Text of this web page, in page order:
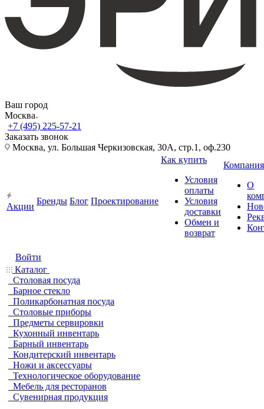
Ваш город
Москва
+7 (495) 225-57-21
Заказать звонок
Москва, ул. Большая Черкизовская, 30А, стр.1, оф.230
Акции
Бренды Блог Проектирование
Как купить
Условия
оплаты
Условия
доставки
Обмен и
возврат
Компания
О
Войти
Каталог
Столовая посуда
Барное стекло
Поликарбонатная посуда
Столовые приборы
Предметы сервировки
Кухонный инвентарь
Барный инвентарь
Кондитерский инвентарь
Ножи и аксессуары
Технологическое оборудование
Мебель для ресторанов
Сувенирная продукция